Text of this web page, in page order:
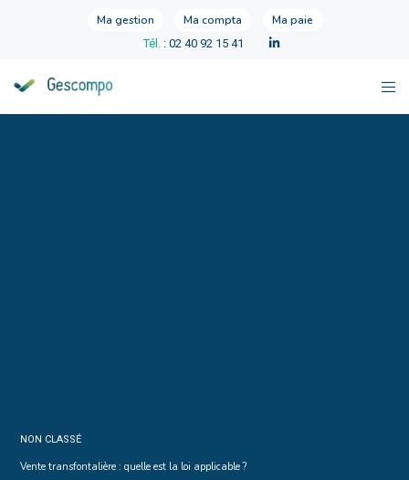
Ma gestion Ma compta Ma paie
Tél. : 02 40 92 15 41
NON CLASSÉ
Vente transfontalière : quelle est la loi applicable ?